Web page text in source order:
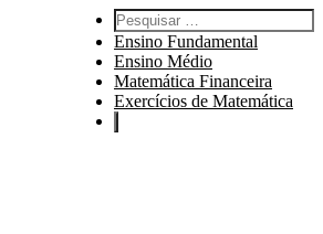
Pesquisar por:
Ensino Fundamental
Ensino Médio
Matemática Financeira
Exercícios de Matemática